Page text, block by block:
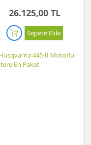
26.125,00 TL
Sepete Ekle